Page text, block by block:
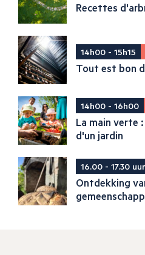
Recettes
14h00 - 15h15
Tout est bon
14h00 - 16h00
La main verte
d'un jardin
16.00 - 17.30 uur
Ontdekking